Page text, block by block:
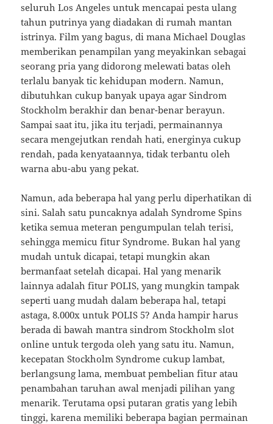
seluruh Los Angeles untuk mencapai pesta ulang
tahun putrinya yang diadakan di rumah mantan
istrinya. Film yang bagus, di mana Michael Douglas
memberikan penampilan yang meyakinkan sebagai
seorang pria yang didorong melewati batas oleh
terlalu banyak tic kehidupan modern. Namun,
dibutuhkan cukup banyak upaya agar Sindrom
Stockholm berakhir dan benar-benar berayun.
Sampai saat itu, jika itu terjadi, permainannya
secara mengejutkan rendah hati, energinya cukup
rendah, pada kenyataannya, tidak terbantu oleh
warna abu-abu yang pekat.
Namun, ada beberapa hal yang perlu diperhatikan di
sini. Salah satu puncaknya adalah Syndrome Spins
ketika semua meteran pengumpulan telah terisi,
sehingga memicu fitur Syndrome. Bukan hal yang
mudah untuk dicapai, tetapi mungkin akan
bermanfaat setelah dicapai. Hal yang menarik
lainnya adalah fitur POLIS, yang mungkin tampak
seperti uang mudah dalam beberapa hal, tetapi
astaga, 8.000x untuk POLIS 5? Anda hampir harus
berada di bawah mantra sindrom Stockholm slot
online untuk tergoda oleh yang satu itu. Namun,
kecepatan Stockholm Syndrome cukup lambat,
berlangsung lama, membuat pembelian fitur atau
penambahan taruhan awal menjadi pilihan yang
menarik. Terutama opsi putaran gratis yang lebih
tinggi, karena memiliki beberapa bagian permainan